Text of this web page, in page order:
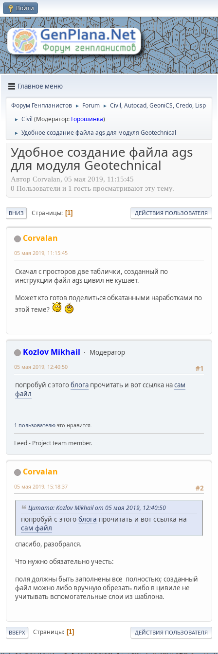
Войти
Главное меню
Форум Генпланистов ► Forum ► Civil, Autocad, GeoniCS, Credo, Lisp
► Civil (Модератор: Горошинка)
► Удобное создание файла ags для модуля Geotechnical
Удобное создание файла ags
для модуля Geotechnical
Автор Corvalan, 05 мая 2019, 11:15:45
0 Пользователи и 1 гость просматривают эту тему.
ВНИЗ Страницы 1 ДЕЙСТВИЯ ПОЛЬЗОВАТЕЛЯ
Corvalan
05 мая 2019, 11:15:45
Скачал с просторов две таблички, созданный по
инструкции файл ags цивил не кушает.
Может кто готов поделиться обкатанными наработками по
этой теме?
Kozlov Mikhail
Модератор
#1
05 мая 2019, 12:40:50
попробуй с этогоблога прочитать и вот ссылка насам
файл
1 пользователю это нравится.
Leed - Project team member.
Corvalan
#2
05 мая 2019, 15:18:37
Цитата: Kozlov Mikhail от 05 мая 2019, 12:40:50
попробуй с этого блога прочитать и вот ссылка на
сам файл
спасибо, разобрался.
Что нужно обязательно учесть:
поля должны быть заполнены все полностью; созданный
файл можно либо вручную обрезать либо в цивиле не
учитывать вспомогательные слои из шаблона.
ВВЕРХ Страницы 1 ДЕЙСТВИЯ ПОЛЬЗОВАТЕЛЯ